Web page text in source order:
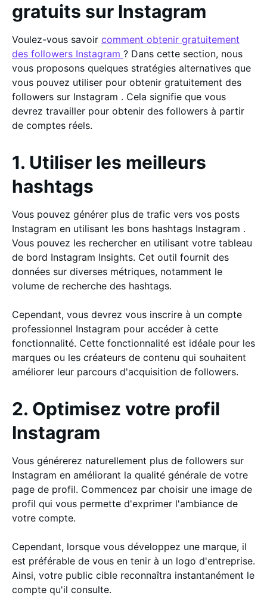
gratuits sur Instagram
Voulez-vous savoir comment obtenir gratuitement
des followers Instagram ? Dans cette section, nous
vous proposons quelques stratégies alternatives que
vous pouvez utiliser pour obtenir gratuitement des
followers sur Instagram . Cela signifie que vous
devrez travailler pour obtenir des followers à partir
de comptes réels.
1. Utiliser les meilleurs
hashtags
Vous pouvez générer plus de trafic vers vos posts
Instagram en utilisant les bons hashtags Instagram .
Vous pouvez les rechercher en utilisant votre tableau
de bord Instagram Insights. Cet outil fournit des
données sur diverses métriques, notamment le
volume de recherche des hashtags.
Cependant, vous devrez vous inscrire à un compte
professionnel Instagram pour accéder à cette
fonctionnalité. Cette fonctionnalité est idéale pour les
marques ou les créateurs de contenu qui souhaitent
améliorer leur parcours d'acquisition de followers.
2. Optimisez votre profil
Instagram
Vous générerez naturellement plus de followers sur
Instagram en améliorant la qualité générale de votre
page de profil. Commencez par choisir une image de
profil qui vous permette d'exprimer l'ambiance de
votre compte.
Cependant, lorsque vous développez une marque, il
est préférable de vous en tenir à un logo d'entreprise.
Ainsi, votre public cible reconnaîtra instantanément le
compte qu'il consulte.